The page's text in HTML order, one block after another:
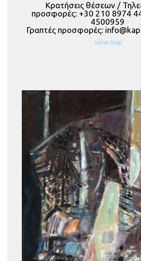
Κρατήσεις θέσεων /
προσφορές: +30 210 8974
4500959
Γραπτές προσφορές:
view map